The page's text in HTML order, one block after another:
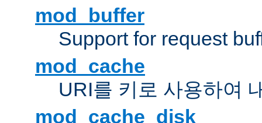
mod_buffer
Support for request
mod_cache
URI를 키로 사용하여
mod_cache_disk